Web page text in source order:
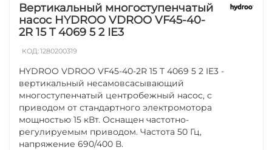
Вертикальный многоступенчатый
насос HYDROO VDROO VF45-40-
2R 15 T 4069 5 2 IE3
КОД:1280200319
HYDROO VDROO VF45-40-2R 15 T 4069 5 2 IE3 -
вертикальный несамовсасывающий
многоступенчатый центробежный насос, с
приводом от стандартного электромотора
мощностью 15 кВт. Оснащен частотно-
регулируемым приводом. Частота 50 Гц,
напряжение 690/400 В.